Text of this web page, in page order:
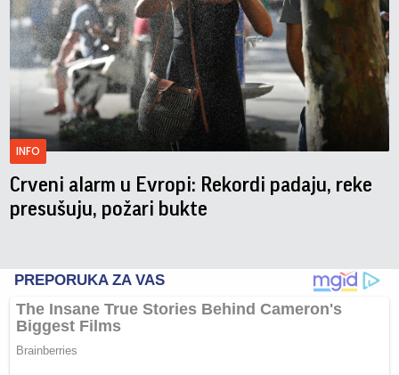
INFO
Crveni alarm u Evropi: Rekordi padaju, reke
presušuju, požari bukte